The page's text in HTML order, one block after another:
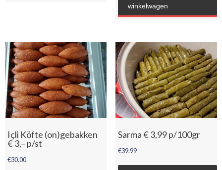
winkelwagen
Içli Köfte (on)gebakken
€ 3,– p/st
€30.00
Sarma € 3,99 p/100gr
€39.99